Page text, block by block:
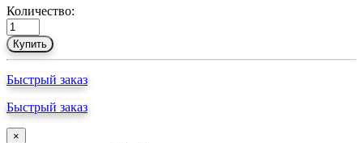
Количество:
Купить
Быстрый заказ
Быстрый заказ
×